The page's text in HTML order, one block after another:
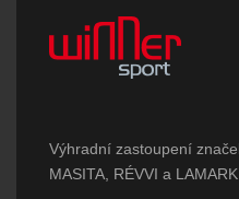
Výhradní zastoupení
MASITA, RÉVVI a LAMARK